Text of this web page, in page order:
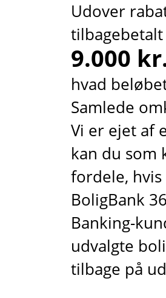
Udover
9.000
hvad
Samlede
Vi er ejet af
kan du som
fordele,
BoligBank
Banking-
udvalgte
tilbage på